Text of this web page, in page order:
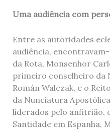
Uma audiência com
Entre as autoridades
audiência,
da Rota, Monsenhor
primeiro conselheiro da
Román Walczak, e o
da Nunciatura
liderados pelo anfitrião,
Santidade em Espanha,